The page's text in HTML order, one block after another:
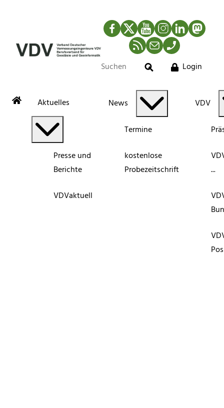
Facebook
TwitterYouTubeInstagram
LinkedIn
RSS-Newsfeed
MailTelefon
Suche
Login
Aktuelles
Presse und
Berichte
VDVaktuell
News
Termine
kostenlose
Probezeitschrift
VDV
...